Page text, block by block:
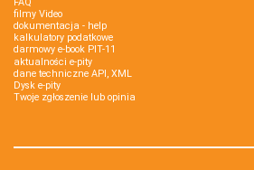
filmy Video
dokumentacja - help
kalkulatory podatkowe
darmowy e-book PIT-11
aktualności e-pity
dane techniczne API, XML
Dysk e-pity
Twoje zgłoszenie lub opinia